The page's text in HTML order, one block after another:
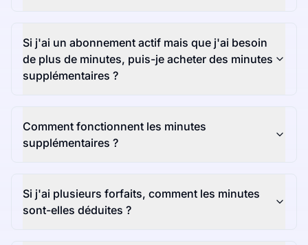
Si j'ai un abonnement actif mais que j'ai besoin
de plus de minutes, puis-je acheter des minutes
supplémentaires ?
Comment fonctionnent les minutes
supplémentaires ?
Si j'ai plusieurs forfaits, comment les minutes
sont-elles déduites ?